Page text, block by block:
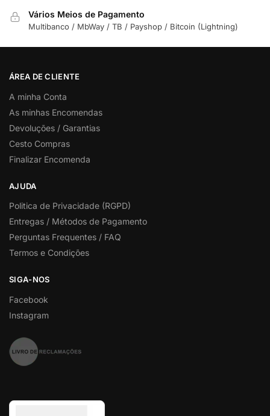
Vários Meios de Pagamento
Multibanco / MbWay / TB / Payshop / Bitcoin (Lightning)
ÁREA DE CLIENTE
A minha Conta
As minhas Encomendas
Devoluções / Garantias
Cesto Compras
Finalizar Encomenda
AJUDA
Politica de Privacidade (RGPD)
Entregas / Métodos de Pagamento
Perguntas Frequentes / FAQ
Termos e Condições
SIGA-NOS
Facebook
Instagram